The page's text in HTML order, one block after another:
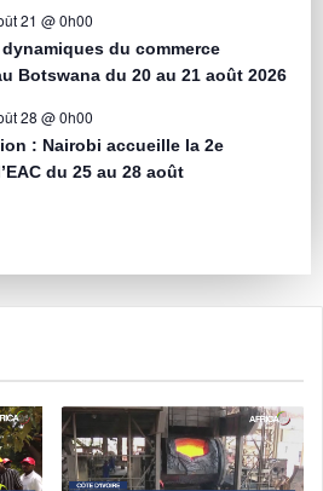
21 @ 0h00
du commerce
Botswana du 20 au 21 août 2026
28 @ 0h00
: Nairobi accueille la 2e
du 25 au 28 août